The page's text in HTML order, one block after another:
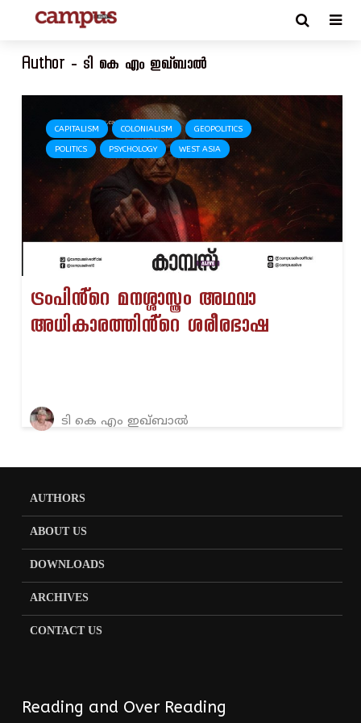
Author - ടി കെ എം ഇഖ്ബാൽ
CAPITALISM COLONIALISM GEOPOLITICS
POLITICS PSYCHOLOGY WEST ASIA
ട്രംപിൻ്റെ മനശ്ശാസ്ത്രം അഥവാ
അധികാരത്തിൻ്റെ ശരീരഭാഷ
ടി കെ എം ഇഖ്ബാൽ
AUTHORS
ABOUT US
DOWNLOADS
ARCHIVES
CONTACT US
Reading and Over Reading